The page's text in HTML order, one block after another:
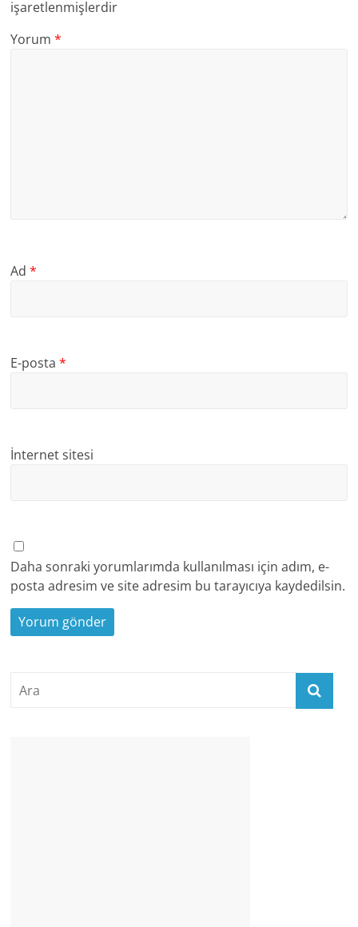
işaretlenmişlerdir
Yorum*
Ad*
E-posta*
İnternet sitesi
Daha sonraki yorumlarımda kullanılması için adım, e-
posta adresim ve site adresim bu tarayıcıya kaydedilsin.